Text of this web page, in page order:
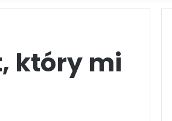
który mi